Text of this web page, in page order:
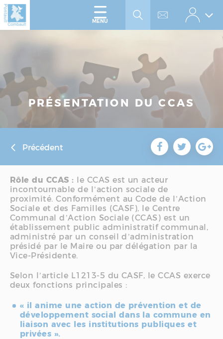
au
menu
Accéder
contenu
MENU
PRÉSENTATION DU CCAS
Précédent
Rôle du CCAS : le CCAS est un acteur
incontournable de l’action sociale de
proximité. Conformément au Code de l’Action
Sociale et des Familles (CASF), le Centre
Communal d’Action Sociale (CCAS) est un
établissement public administratif communal,
administré par un conseil d’administration
présidé par le Maire ou par délégation par la
Vice-Présidente.
Selon l’article L1213-5 du CASF, le CCAS exerce
deux fonctions principales :
« il anime une action de prévention et de
développement social dans la commune en
liaison avec les institutions publiques et
privées ».
Panneau de gestion des cookies